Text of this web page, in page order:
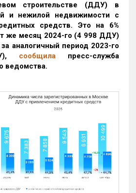
строительстве (ДДУ) в
и нежилой недвижимости с
средств. Это на 6%
же месяц 2024-го (4 998 ДДУ)
аналогичный период 2023-го
, сообщила пресс-служба
ведомства.